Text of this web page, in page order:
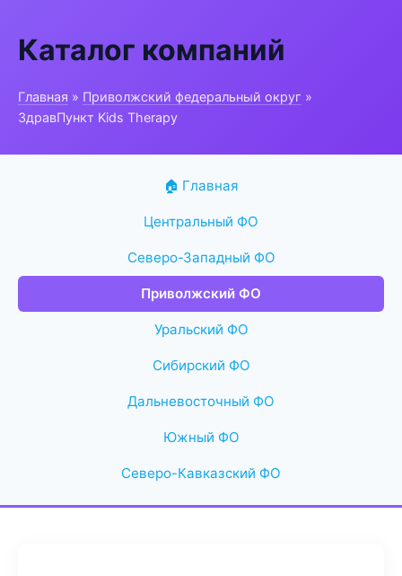
Каталог компаний
Главная » Приволжский федеральный округ »
ЗдравПункт Kids Therapy
🏠 Главная
Центральный ФО
Северо-Западный ФО
Приволжский ФО
Уральский ФО
Сибирский ФО
Дальневосточный ФО
Южный ФО
Северо-Кавказский ФО